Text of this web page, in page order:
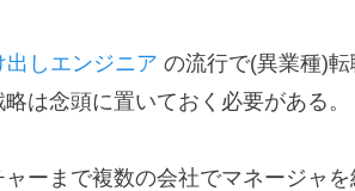
出しエンジニア の流行で(異業種)転
は念頭に置いておく必要がある。
ーまで複数の会社でマネージャを